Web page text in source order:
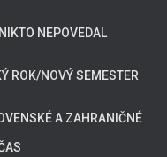
NEPOVEDAL
ROK/NOVÝ SEMESTER
A ZAHRANIČNÉ